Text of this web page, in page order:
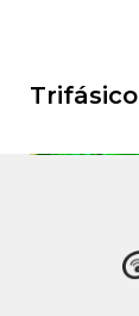
Trifásico